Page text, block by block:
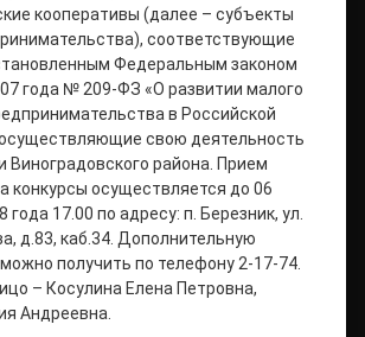
кооперативы (далее – субъекты
соответствующие
Федеральным законом
года № 209-ФЗ «О развитии малого
в Российской
свою деятельность
Виноградовского района. Прием
конкурсы осуществляется до 06
года 17.00 по адресу: п. Березник, ул.
д.83, каб.34. Дополнительную
получить по телефону 2-17-74.
– Косулина Елена Петровна,
Андреевна.